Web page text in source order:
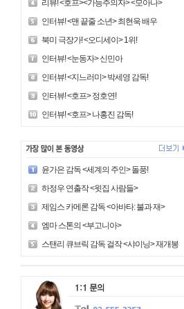
리뷰! <호프><가능주의자> <모아나>
인터뷰! <맨 끝줄 소년> 최현욱 배우
북미 극장가! <오디세이> 1위!
인터뷰! <눈동자> 신민아
인터뷰! <지느러미> 박세영 감독!
인터뷰! <호프> 정호연!
인터뷰! <호프> 나홍진 감독!
윤가은 감독 <세계의 주인> 돌풍!
하정우 연출작 <윗집 사람들>
제임스 카메론 감독 <아바타: 불과 재>
엠마 스톤의 <부고니아>
스탠리 큐브릭 감독 걸작 <샤이닝> 재개봉!